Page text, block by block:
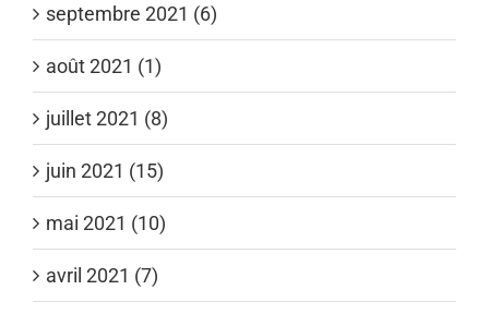
septembre 2021 (6)
août 2021 (1)
juillet 2021 (8)
juin 2021 (15)
mai 2021 (10)
avril 2021 (7)